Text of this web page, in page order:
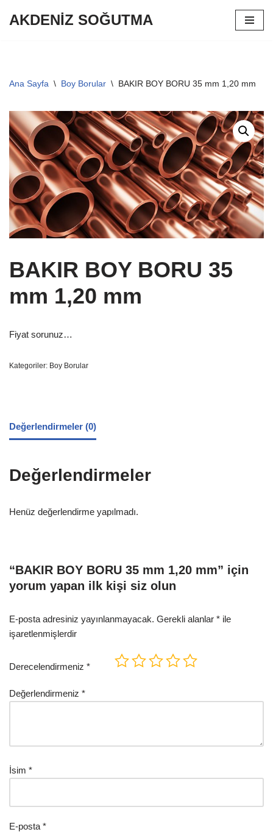
AKDENİZ SOĞUTMA
Ana Sayfa \ Boy Borular \ BAKIR BOY BORU 35 mm 1,20 mm
BAKIR BOY BORU 35
mm 1,20 mm
Fiyat sorunuz…
Kategoriler: Boy Borular
Değerlendirmeler (0)
Değerlendirmeler
Henüz değerlendirme yapılmadı.
“BAKIR BOY BORU 35 mm 1,20 mm” için
yorum yapan ilk kişi siz olun
E-posta adresiniz yayınlanmayacak. Gerekli alanlar * ile
işaretlenmişlerdir
Derecelendirmeniz *
Değerlendirmeniz *
İsim *
E-posta *